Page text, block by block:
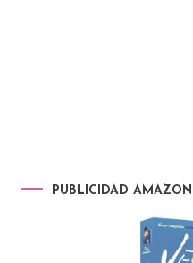
PUBLICIDAD AMAZON